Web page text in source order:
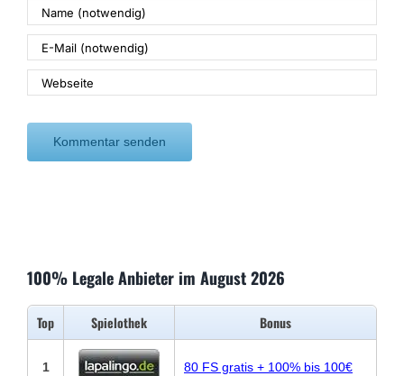
100% Legale Anbieter im August 2026
Top Spielothek Bonus
1 80 FS gratis + 100% bis 100€